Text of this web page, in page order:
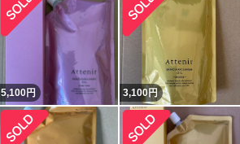
5,100円 3,100円